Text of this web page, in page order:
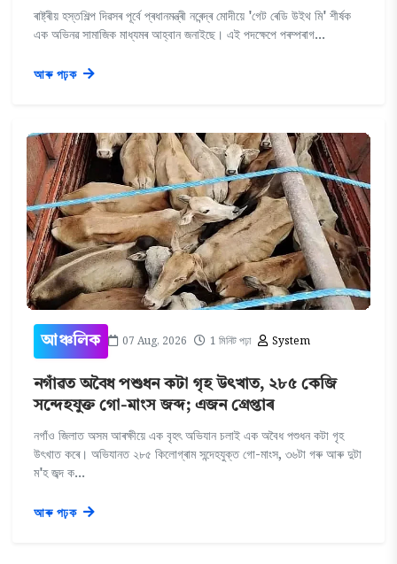
ৰাষ্ট্ৰীয় হস্তশিল্প দিৱসৰ পূৰ্বে প্ৰধানমন্ত্ৰী নৰেন্দ্ৰ মোদীয়ে 'গেট ৰেডি উইথ মি' শীৰ্ষক
এক অভিনৱ সামাজিক মাধ্যমৰ আহ্বান জনাইছে। এই পদক্ষেপে পৰম্পৰাগ...
আৰু পঢ়ক
আঞ্চলিক 07 Aug, 2026 1 মিনিট পঢ়া System
নগাঁৱত অবৈধ পশুধন কটা গৃহ উৎখাত, ২৮৫ কেজি
সন্দেহযুক্ত গো-মাংস জব্দ; এজন গ্ৰেপ্তাৰ
নগাঁও জিলাত অসম আৰক্ষীয়ে এক বৃহৎ অভিযান চলাই এক অবৈধ পশুধন কটা গৃহ
উৎখাত কৰে। অভিযানত ২৮৫ কিলোগ্ৰাম সন্দেহযুক্ত গো-মাংস, ৩৬টা গৰু আৰু দুটা
ম'হ জব্দ ক...
আৰু পঢ়ক